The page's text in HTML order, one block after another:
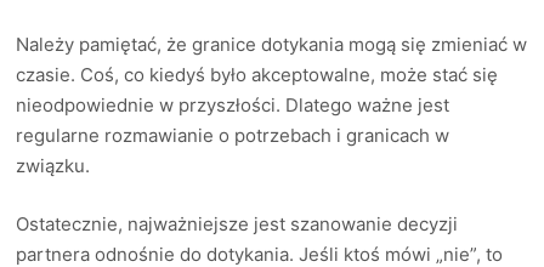
Należy pamiętać, że granice dotykania mogą się zmieniać w
czasie. Coś, co kiedyś było akceptowalne, może stać się
nieodpowiednie w przyszłości. Dlatego ważne jest
regularne rozmawianie o potrzebach i granicach w
związku.
Ostatecznie, najważniejsze jest szanowanie decyzji
partnera odnośnie do dotykania. Jeśli ktoś mówi „nie”, to